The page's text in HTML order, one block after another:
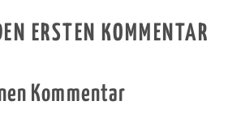
ERSTEN KOMMENTAR
Kommentar